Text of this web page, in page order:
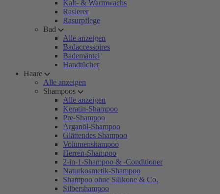
Kalt- & Warmwachs
Rasierer
Rasurpflege
Bad
Alle anzeigen
Badaccessoires
Bademäntel
Handtücher
Haare
Alle anzeigen
Shampoos
Alle anzeigen
Keratin-Shampoo
Pre-Shampoo
Arganöl-Shampoo
Glättendes Shampoo
Volumenshampoo
Herren-Shampoo
2-in-1-Shampoo & -Conditioner
Naturkosmetik-Shampoo
Shampoo ohne Silikone & Co.
Silbershampoo